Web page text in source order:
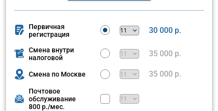
Первичная
регистрация
30 000 р.
Смена внутри
налоговой
35 000 р.
Смена по Москве 35 000 р.
Почтовое
обслуживание
800 р./мес.